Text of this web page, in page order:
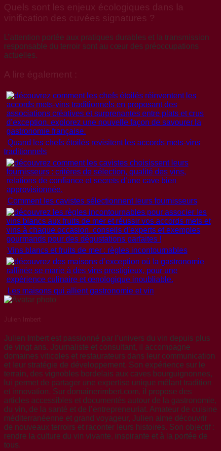
Quels sont les enjeux écologiques dans la
vinification des cuvées signatures ?
L’attention portée aux pratiques durables et la transmission
responsable du terroir sont au cœur des préoccupations
actuelles.
A lire également :
Quand les chefs étoilés revisitent les accords mets-vins
traditionnels
Comment les cavistes sélectionnent leurs fournisseurs
Vins blancs et fruits de mer : règles incontournables
Les maisons qui allient gastronomie et vin
Julien Imbert
Julien Imbert est passionné par l’univers du vin depuis plus
de vingt ans. Journaliste et consultant, il accompagne
domaines viticoles et restaurateurs dans leur communication
et leur stratégie de développement. Son expérience sur le
terrain, des vignobles bordelais aux caves bourguignonnes,
lui permet de partager une expertise unique mêlant tradition
et innovation. Sur domainerimbert.com, il propose des
articles accessibles et documentés autour de la gastronomie,
du vin, de la santé et de l’entrepreneuriat. Amateur de cuisine
méditerranéenne et grand voyageur, Julien aime découvrir
de nouveaux terroirs et raconter leurs histoires. Son objectif :
rendre la culture du vin vivante, inspirante et à la portée de
tous.